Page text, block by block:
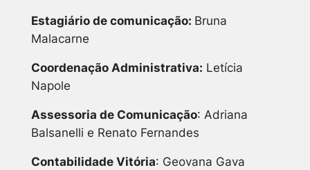
Estagiário de comunicação: Bruna
Malacarne
Coordenação Administrativa: Letícia
Napole
Assessoria de Comunicação: Adriana
Balsanelli e Renato Fernandes
Contabilidade Vitória: Geovana Gava